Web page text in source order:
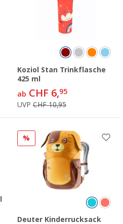
Koziol Stan Trinkflasche
425 ml
ab CHF 6,95
UVP CHF 10,95
%
Deuter Kinderrucksack